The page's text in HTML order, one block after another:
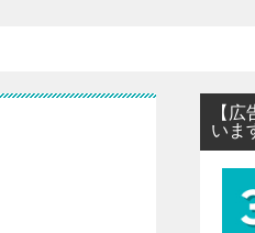
【
いま